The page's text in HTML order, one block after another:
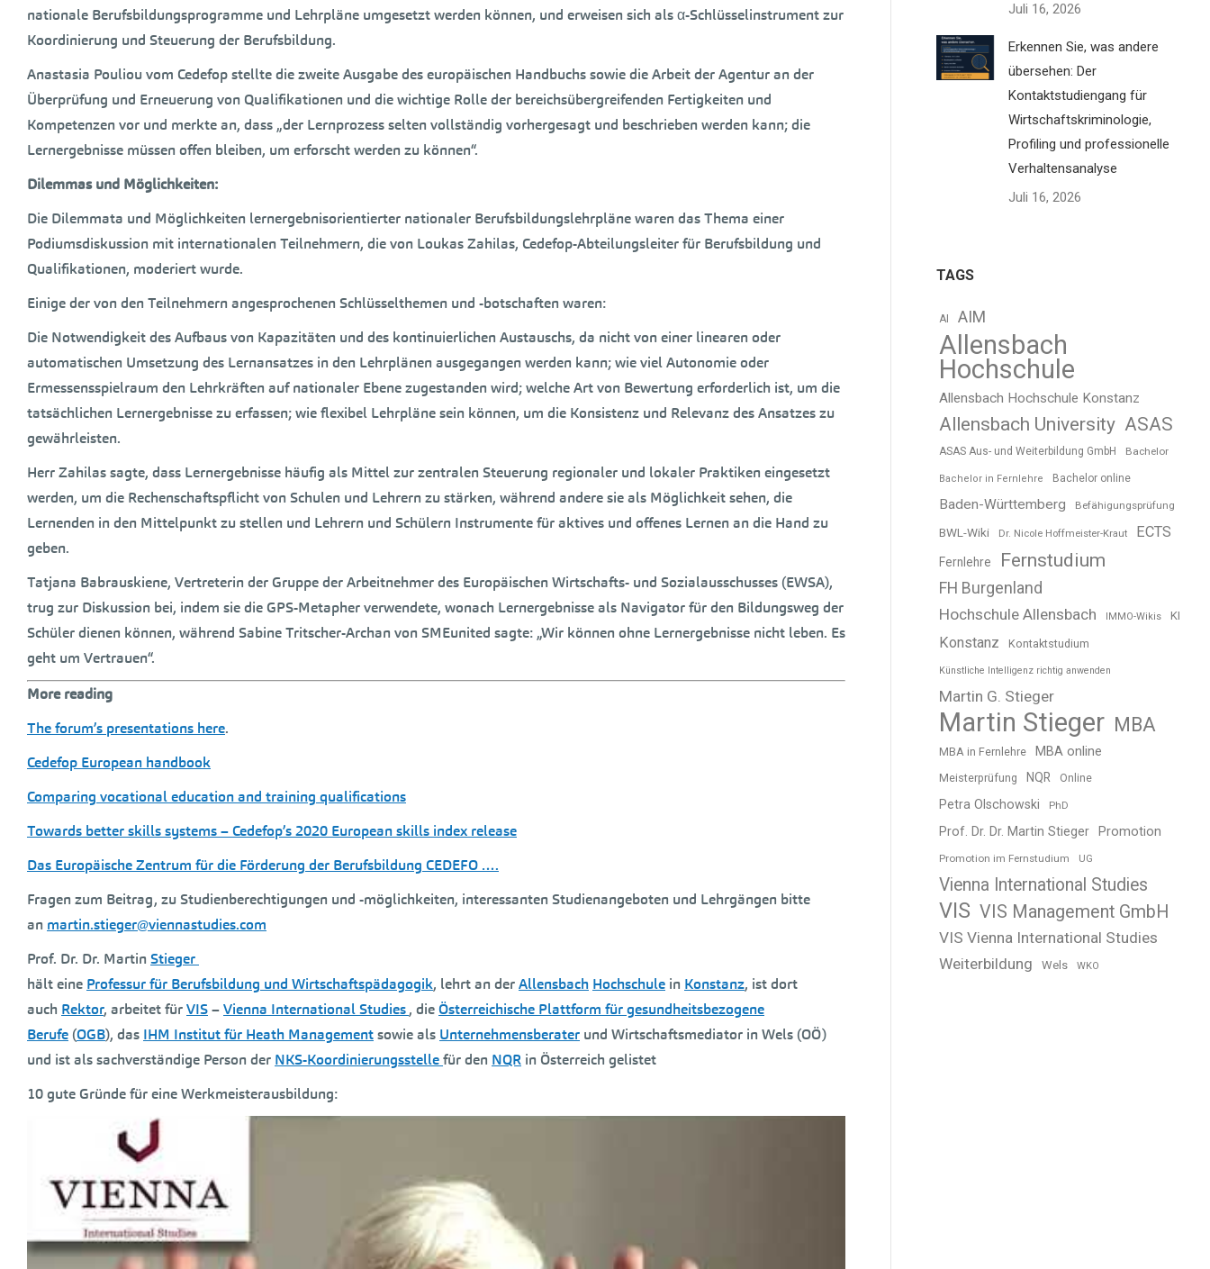
nationale Berufsbildungsprogramme und Lehrpläne umgesetzt werden können, und erweisen sich als α-Schlüsselinstrument zur
Koordinierung und Steuerung der Berufsbildung.
Anastasia Pouliou vom Cedefop stellte die zweite Ausgabe des europäischen Handbuchs sowie die Arbeit der Agentur an der
Überprüfung und Erneuerung von Qualifikationen und die wichtige Rolle der bereichsübergreifenden Fertigkeiten und
Kompetenzen vor und merkte an, dass „der Lernprozess selten vollständig vorhergesagt und beschrieben werden kann; die
Lernergebnisse müssen offen bleiben, um erforscht werden zu können“.
Dilemmas und Möglichkeiten:
Die Dilemmata und Möglichkeiten lernergebnisorientierter nationaler Berufsbildungslehrpläne waren das Thema einer
Podiumsdiskussion mit internationalen Teilnehmern, die von Loukas Zahilas, Cedefop-Abteilungsleiter für Berufsbildung und
Qualifikationen, moderiert wurde.
Einige der von den Teilnehmern angesprochenen Schlüsselthemen und -botschaften waren:
Die Notwendigkeit des Aufbaus von Kapazitäten und des kontinuierlichen Austauschs, da nicht von einer linearen oder
automatischen Umsetzung des Lernansatzes in den Lehrplänen ausgegangen werden kann; wie viel Autonomie oder
Ermessensspielraum den Lehrkräften auf nationaler Ebene zugestanden wird; welche Art von Bewertung erforderlich ist, um die
tatsächlichen Lernergebnisse zu erfassen; wie flexibel Lehrpläne sein können, um die Konsistenz und Relevanz des Ansatzes zu
gewährleisten.
Herr Zahilas sagte, dass Lernergebnisse häufig als Mittel zur zentralen Steuerung regionaler und lokaler Praktiken eingesetzt
werden, um die Rechenschaftspflicht von Schulen und Lehrern zu stärken, während andere sie als Möglichkeit sehen, die
Lernenden in den Mittelpunkt zu stellen und Lehrern und Schülern Instrumente für aktives und offenes Lernen an die Hand zu
geben.
Tatjana Babrauskiene, Vertreterin der Gruppe der Arbeitnehmer des Europäischen Wirtschafts- und Sozialausschusses (EWSA),
trug zur Diskussion bei, indem sie die GPS-Metapher verwendete, wonach Lernergebnisse als Navigator für den Bildungsweg der
Schüler dienen können, während Sabine Tritscher-Archan von SMEunited sagte: „Wir können ohne Lernergebnisse nicht leben. Es
geht um Vertrauen“.
More reading
The forum’s presentations here.
Cedefop European handbook
Comparing vocational education and training qualifications
Towards better skills systems – Cedefop’s 2020 European skills index release
Das Europäische Zentrum für die Förderung der Berufsbildung CEDEFO ….
Fragen zum Beitrag, zu Studienberechtigungen und -möglichkeiten, interessanten Studienangeboten und Lehrgängen bitte
an martin.stieger@viennastudies.com
Prof. Dr. Dr. Martin Stieger
hält eine Professur für Berufsbildung und Wirtschaftspädagogik, lehrt an derAllensbach Hochschule in Konstanz, ist dort
auch Rektor, arbeitet fürVIS–Vienna International Studies, dieÖsterreichische Plattform für gesundheitsbezogene
Berufe (OGB), das IHM Institut für Heath Managementsowie als Unternehmensberater und Wirtschaftsmediator in Wels (OÖ)
und ist als sachverständige Person der NKS-Koordinierungsstellefür den NQR in Österreich gelistet
10 gute Gründe für eine Werkmeisterausbildung:
Juli 16, 2026
Erkennen Sie, was andere
übersehen: Der
Kontaktstudiengang für
Wirtschaftskriminologie,
Profiling und professionelle
Verhaltensanalyse
Juli 16, 2026
TAGS
AI AIM
Allensbach
Hochschule
Allensbach Hochschule Konstanz
Allensbach University ASAS
ASAS Aus- und Weiterbildung GmbH Bachelor
Bachelor in Fernlehre Bachelor online
Baden-Württemberg Befähigungsprüfung
BWL-Wiki Dr. Nicole Hoffmeister-Kraut ECTS
Fernlehre Fernstudium
FH Burgenland
Hochschule Allensbach
IMMO-Wikis KI
Konstanz Kontaktstudium
Künstliche Intelligenz richtig anwenden
Martin G. Stieger
Martin Stieger MBA
MBA in Fernlehre MBA online
Meisterprüfung NQR Online
Petra Olschowski PhD
Prof. Dr. Dr. Martin Stieger Promotion
Promotion im Fernstudium UG
Vienna International Studies
VIS VIS Management GmbH
VIS Vienna International Studies
Weiterbildung
Wels WKO